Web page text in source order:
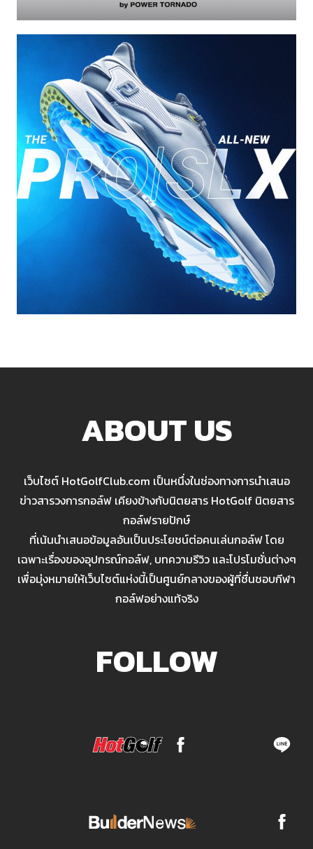
ABOUT US
เว็บไซต์ HotGolfClub.com เป็นหนึ่งในช่องทางการนำเสนอ
ข่าวสารวงการกอล์ฟ เคียงข้างกับนิตยสาร HotGolf นิตยสาร
กอล์ฟรายปักษ์
ที่เน้นนำเสนอข้อมูลอันเป็นประโยชน์ต่อคนเล่นกอล์ฟ โดย
เฉพาะเรื่องของอุปกรณ์กอล์ฟ, บทความรีวิว และโปรโมชั่นต่างๆ
เพื่อมุ่งหมายให้เว็บไซต์แห่งนี้เป็นศูนย์กลางของผู้ที่ชื่นชอบกีฬา
กอล์ฟอย่างแท้จริง
FOLLOW